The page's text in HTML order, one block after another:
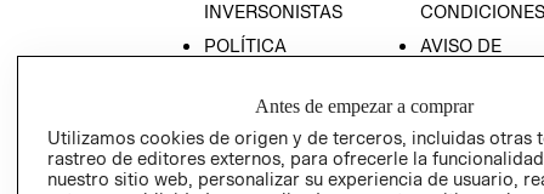
INVERSONISTAS
POLÍTICA
CONDICIONES
AVISO DE
GIFT CARD
AVISO DE
COOKIES
Antes de empezar a comprar
Utilizamos cookies de origen y de terceros, incluidas otras
rastreo de editores externos, para ofrecerle la
nuestro sitio web, personalizar su experiencia de usuario,